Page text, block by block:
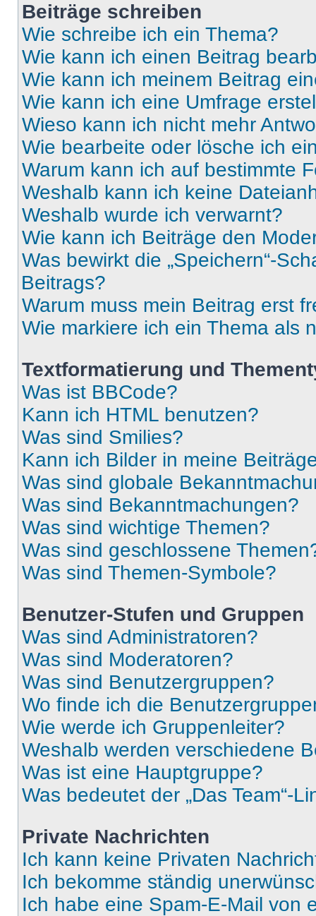
Beiträge schreiben
Wie schreibe ich ein Thema?
Wie kann ich einen Beitrag
Wie kann ich meinem Beitrag
Wie kann ich eine Umfrage
Wieso kann ich nicht mehr
Wie bearbeite oder lösche ich
Warum kann ich auf bestimmte
Weshalb kann ich keine
Weshalb wurde ich verwarnt?
Wie kann ich Beiträge den
Was bewirkt die „Speichern“-
Beitrags?
Warum muss mein Beitrag erst
Wie markiere ich ein Thema als
Textformatierung und
Was ist BBCode?
Kann ich HTML benutzen?
Was sind Smilies?
Kann ich Bilder in meine
Was sind globale
Was sind Bekanntmachungen?
Was sind wichtige Themen?
Was sind geschlossene
Was sind Themen-Symbole?
Benutzer-Stufen und Gruppen
Was sind Administratoren?
Was sind Moderatoren?
Was sind Benutzergruppen?
Wo finde ich die
Wie werde ich Gruppenleiter?
Weshalb werden verschiedene
Was ist eine Hauptgruppe?
Was bedeutet der „Das Team“-
Private Nachrichten
Ich kann keine Privaten
Ich bekomme ständig
Ich habe eine Spam-E-Mail von